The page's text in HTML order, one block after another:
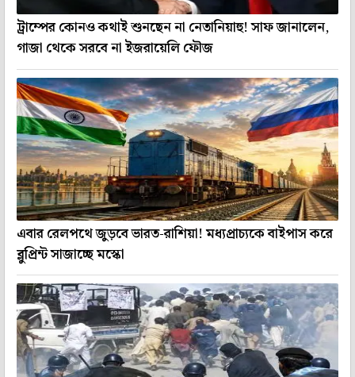
ট্রাম্পের কোনও কথাই শুনছেন না নেতানিয়াহু! সাফ জানালেন,
গাজা থেকে সরবে না ইজরায়েলি ফৌজ
এবার রেলপথে জুড়বে ভারত-রাশিয়া! মধ্যপ্রাচ্যকে বাইপাস করে
ব্লুপ্রিন্ট সাজাচ্ছে মস্কো